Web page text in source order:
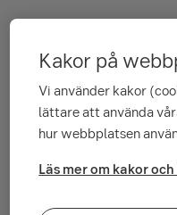
dina insatta pengar.
90-
Kakor på
Vi använder kakor
lättare att använda
hur webbplatsen
Läs mer om kakor